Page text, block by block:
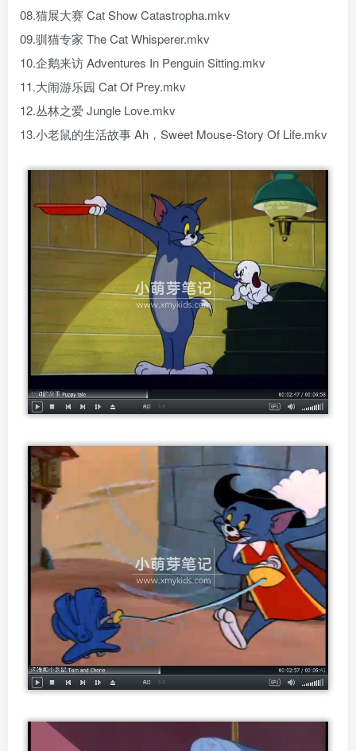
08.猫展大赛 Cat Show Catastropha.mkv
09.驯猫专家 The Cat Whisperer.mkv
10.企鹅来访 Adventures In Penguin Sitting.mkv
11.大闹游乐园 Cat Of Prey.mkv
12.丛林之爱 Jungle Love.mkv
13.小老鼠的生活故事 Ah，Sweet Mouse-Story Of Life.mkv